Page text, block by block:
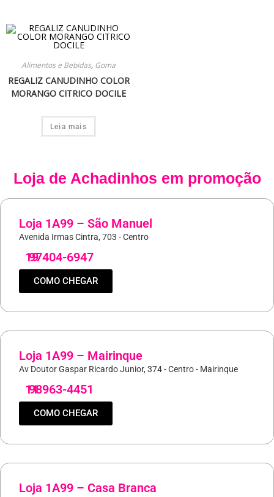
Alimentos e Bebidas, Goma
REGALIZ CANUDINHO COLOR
MORANGO CITRICO DOCILE
Leia mais
Loja de Achadinhos em promoção
Loja 1A99 – São Manuel
Avenida Irmas Cintra, 703 - Centro
19
97404-6947
COMO CHEGAR
Loja 1A99 – Mairinque
Av Doutor Gaspar Ricardo Junior, 374 - Centro - Mairinque
11
98963-4451
COMO CHEGAR
Loja 1A99 – Casa Branca